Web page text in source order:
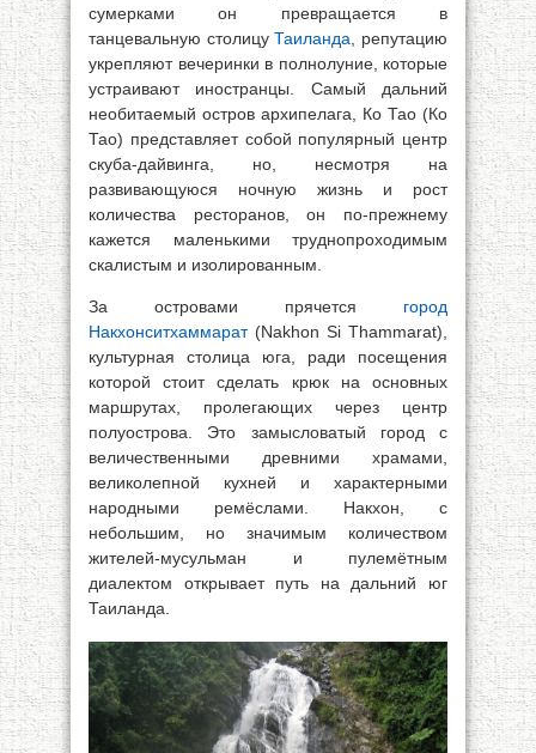
сумерками он превращается в
танцевальную столицуТаиланда , репутацию
укрепляют вечеринки в полнолуние, которые
устраивают иностранцы. Самый дальний
необитаемый остров архипелага, Ко Тао (Ко
Тао) представляет собой популярный центр
скуба-дайвинга, но, несмотря на
развивающуюся ночную жизнь и рост
количества ресторанов, он по-прежнему
кажется маленькими труднопроходимым
скалистым и изолированным.
За островами прячется город
Накхонситхаммарат(Nakhon Si Thammarat),
культурная столица юга, ради посещения
которой стоит сделать крюк на основных
маршрутах, пролегающих через центр
полуострова. Это замысловатый город с
величественными древними храмами,
великолепной кухней и характерными
народными ремёслами. Накхон, с
небольшим, но значимым количеством
жителей-мусульман и пулемётным
диалектом открывает путь на дальний юг
Таиланда.